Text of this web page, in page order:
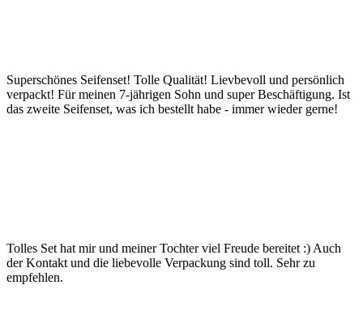
Superschönes Seifenset! Tolle Qualität! Lievbevoll und persönlich
verpackt! Für meinen 7-jährigen Sohn und super Beschäftigung. Ist
das zweite Seifenset, was ich bestellt habe - immer wieder gerne!
Tolles Set hat mir und meiner Tochter viel Freude bereitet :) Auch
der Kontakt und die liebevolle Verpackung sind toll. Sehr zu
empfehlen.